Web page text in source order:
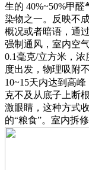
生的 40%~50%甲
染物之一。反映不
概况或者暗语，通
强制通风，室内空
0.1毫克/立方米，
度出发，物理吸附
10~15天内达到高峰
克不及从底子上断
激眼睛，这种方式
的“粮食”。室内拆